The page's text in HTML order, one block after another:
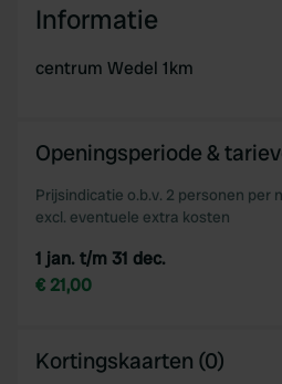
Informatie
centrum Wedel 1km
Openingsperiode &
Prijsindicatie o.b.v. 2 personen per
excl. eventuele extra kosten
1 jan. t/m 31 dec.
€ 21,00
Kortingskaarten (0)